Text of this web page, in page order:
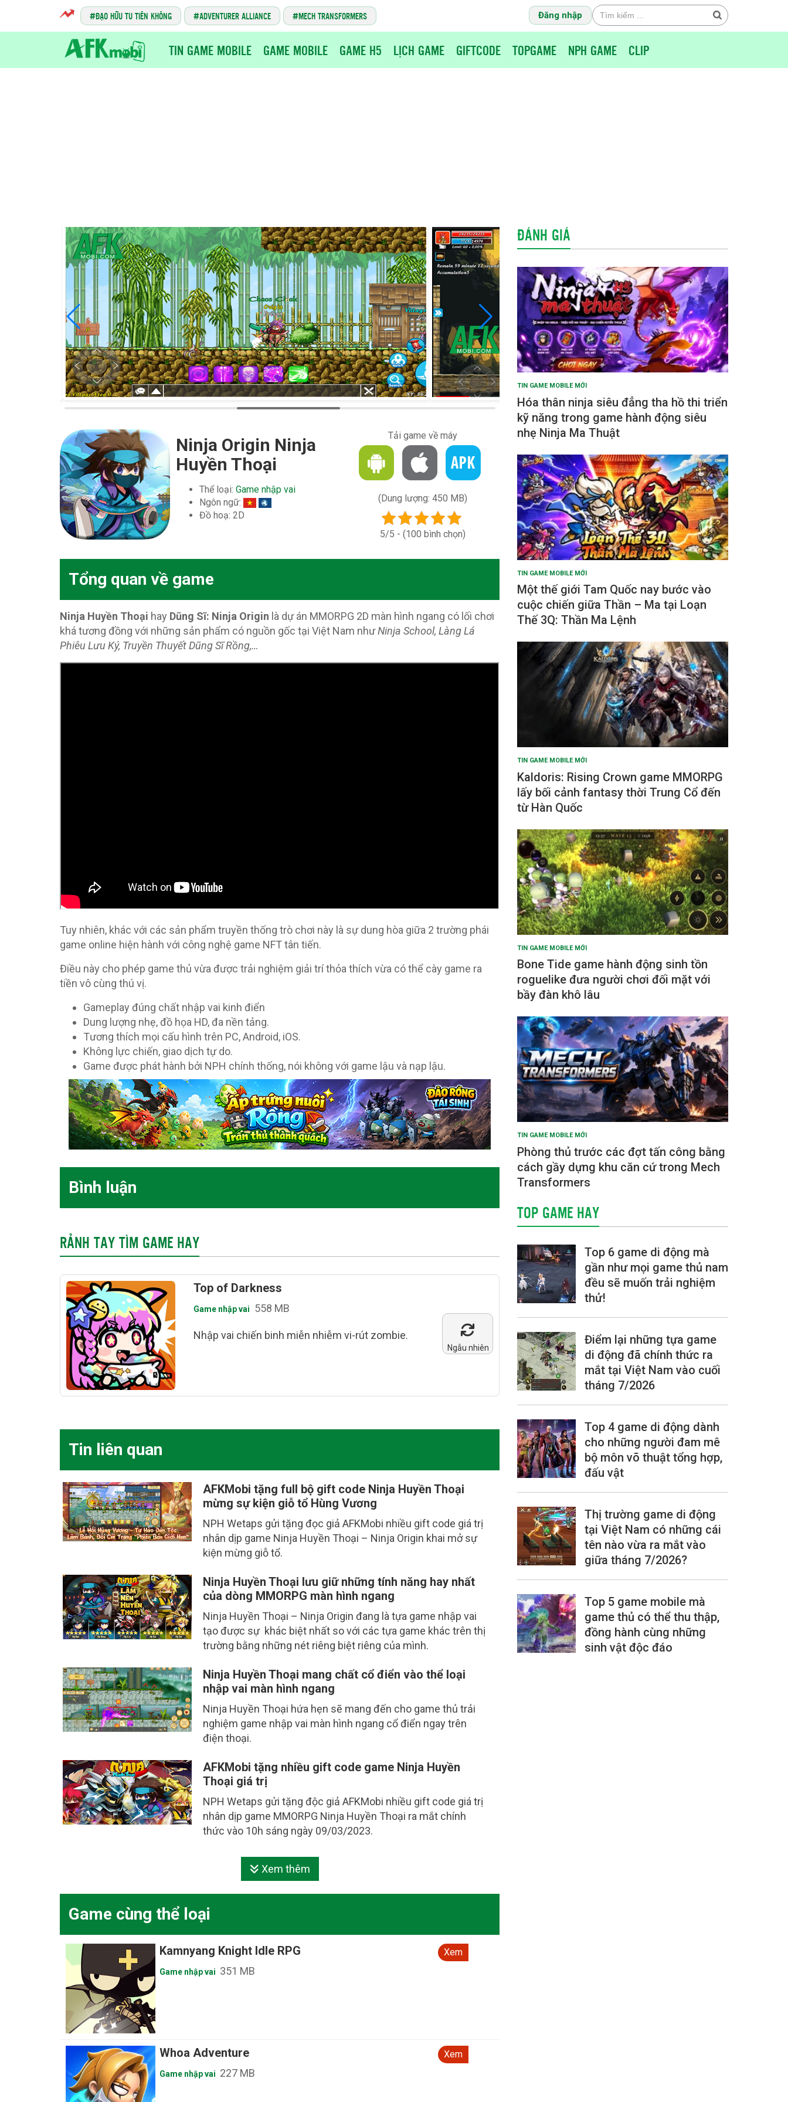
ĐẠO HỮU TU TIÊN KHÔNG ADVENTURER ALLIANCE MECH TRANSFORMERS Đăng nhập
TIN GAME MOBILE GAME MOBILE GAME H5 LỊCH GAME GIFTCODE TOPGAME NPH GAME CLIP
Ninja Origin Ninja
Huyền Thoại
Thể loại: Game nhập vai
Ngôn ngữ:
Đồ hoạ: 2D
Tải game về máy
(Dung lượng: 450 MB)
5/5 - (100 bình chọn)
Tổng quan về game
Ninja Huyền Thoại hay Dũng Sĩ: Ninja Origin là dự án MMORPG 2D màn hình ngang có lối chơi
khá tương đồng với những sản phẩm có nguồn gốc tại Việt Nam nhưNinja School, Làng Lá
Phiêu Lưu Ký, Truyền Thuyết Dũng Sĩ Rồng,…
Tuy nhiên, khác với các sản phẩm truyền thống trò chơi này là sự dung hòa giữa 2 trường phái
game online hiện hành với công nghệ game NFT tân tiến.
Điều này cho phép game thủ vừa được trải nghiệm giải trí thỏa thích vừa có thể cày game ra
tiền vô cùng thú vị.
Gameplay đúng chất nhập vai kinh điển
Dung lượng nhẹ, đồ họa HD, đa nền tảng.
Tương thích mọi cấu hình trên PC, Android, iOS.
Không lực chiến, giao dịch tự do.
Game được phát hành bởi NPH chính thống, nói không với game lậu và nạp lậu.
Bình luận
RẢNH TAY TÌM GAME HAY
Top of Darkness
Game nhập vai 558 MB
Nhập vai chiến binh miễn nhiễm vi-rút zombie.
Ngẫu nhiên
Tin liên quan
AFKMobi tặng full bộ gift code Ninja Huyền Thoại
mừng sự kiện giỗ tổ Hùng Vương
NPH Wetaps gửi tặng đọc giả AFKMobi nhiều gift code giá trị
nhân dịp game Ninja Huyền Thoại – Ninja Origin khai mở sự
kiện mừng giỗ tổ.
Ninja Huyền Thoại lưu giữ những tính năng hay nhất
của dòng MMORPG màn hình ngang
Ninja Huyền Thoại – Ninja Origin đang là tựa game nhập vai
tạo được sự khác biệt nhất so với các tựa game khác trên thị
trường bằng những nét riêng biệt riêng của mình.
Ninja Huyền Thoại mang chất cổ điển vào thể loại
nhập vai màn hình ngang
Ninja Huyền Thoại hứa hẹn sẽ mang đến cho game thủ trải
nghiệm game nhập vai màn hình ngang cổ điển ngay trên
điện thoại.
AFKMobi tặng nhiều gift code game Ninja Huyền
Thoại giá trị
NPH Wetaps gửi tặng độc giả AFKMobi nhiều gift code giá trị
nhân dịp game MMORPG Ninja Huyền Thoại ra mắt chính
thức vào 10h sáng ngày 09/03/2023.
Xem thêm
Game cùng thể loại
Kamnyang Knight Idle RPG
Game nhập vai 351 MB
Xem
Whoa Adventure
Game nhập vai 227 MB
Xem
ĐÁNH GIÁ
TIN GAME MOBILE MỚI
Hóa thân ninja siêu đẳng tha hồ thi triển
kỹ năng trong game hành động siêu
nhẹ Ninja Ma Thuật
TIN GAME MOBILE MỚI
Một thế giới Tam Quốc nay bước vào
cuộc chiến giữa Thần – Ma tại Loạn
Thế 3Q: Thần Ma Lệnh
TIN GAME MOBILE MỚI
Kaldoris: Rising Crown game MMORPG
lấy bối cảnh fantasy thời Trung Cổ đến
từ Hàn Quốc
TIN GAME MOBILE MỚI
Bone Tide game hành động sinh tồn
roguelike đưa người chơi đối mặt với
bầy đàn khô lâu
TIN GAME MOBILE MỚI
Phòng thủ trước các đợt tấn công bằng
cách gầy dựng khu căn cứ trong Mech
Transformers
TOP GAME HAY
Top 6 game di động mà
gần như mọi game thủ nam
đều sẽ muốn trải nghiệm
thử!
Điểm lại những tựa game
di động đã chính thức ra
mắt tại Việt Nam vào cuối
tháng 7/2026
Top 4 game di động dành
cho những người đam mê
bộ môn võ thuật tổng hợp,
đấu vật
Thị trường game di động
tại Việt Nam có những cái
tên nào vừa ra mắt vào
giữa tháng 7/2026?
Top 5 game mobile mà
game thủ có thể thu thập,
đồng hành cùng những
sinh vật độc đáo